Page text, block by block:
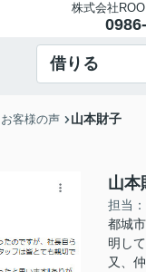
株式会社
借りる
お客様の声 山本財子
山本
担当
都城
明し
又、